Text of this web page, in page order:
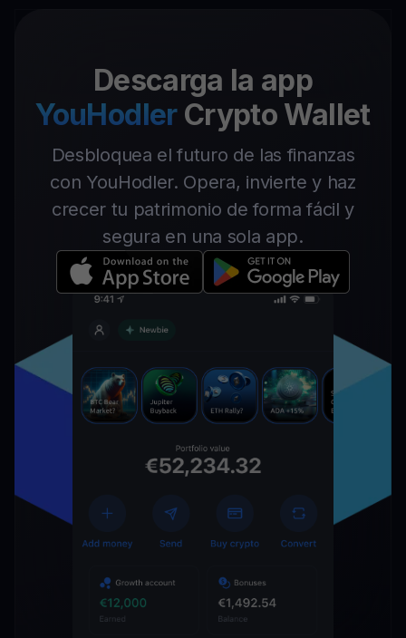
Descarga la app
YouHodler Crypto Wallet
Desbloquea el futuro de las finanzas
con YouHodler. Opera, invierte y haz
crecer tu patrimonio de forma fácil y
segura en una sola app.